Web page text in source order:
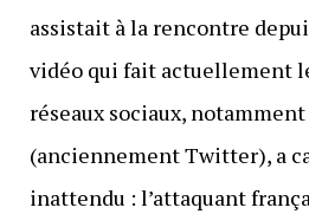
assistait à la rencontre
vidéo qui fait actuellement
réseaux sociaux, notamment
(anciennement Twitter), a
inattendu : l’attaquant